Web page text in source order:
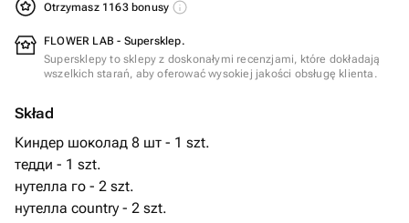
Otrzymasz 1163 bonusy
FLOWER LAB - Supersklep.
Supersklepy to sklepy z doskonałymi recenzjami, które dokładają
wszelkich starań, aby oferować wysokiej jakości obsługę klienta.
Skład
Киндер шоколад 8 шт - 1 szt.
тедди - 1 szt.
нутелла го - 2 szt.
нутелла country - 2 szt.